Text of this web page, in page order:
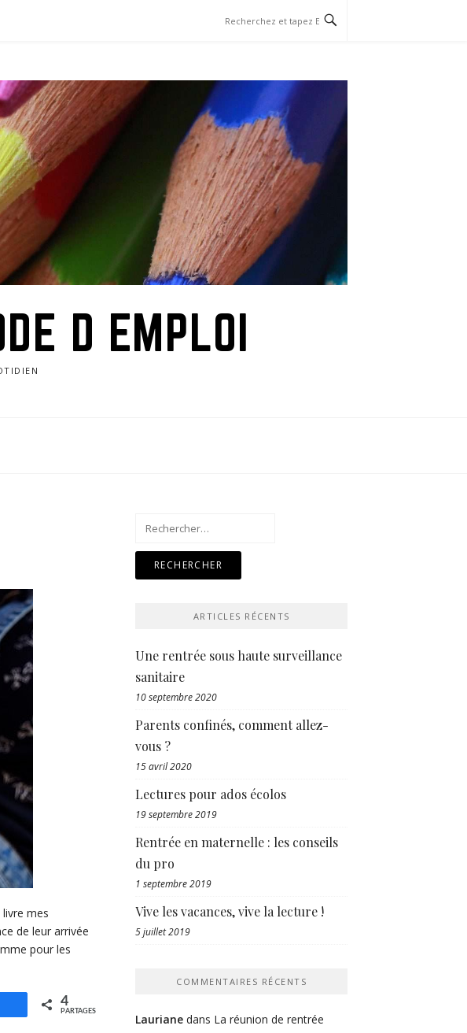
D EMPLOI
mes
de leur arrivée
pour les
4
PARTAGES
Rechercher :
ARTICLES RÉCENTS
Une rentrée sous haute surveillance
sanitaire
10 septembre 2020
Parents confinés, comment allez-
vous ?
15 avril 2020
Lectures pour ados écolos
19 septembre 2019
Rentrée en maternelle : les conseils
du pro
1 septembre 2019
Vive les vacances, vive la lecture !
5 juillet 2019
COMMENTAIRES RÉCENTS
Lauriane dans La réunion de rentrée